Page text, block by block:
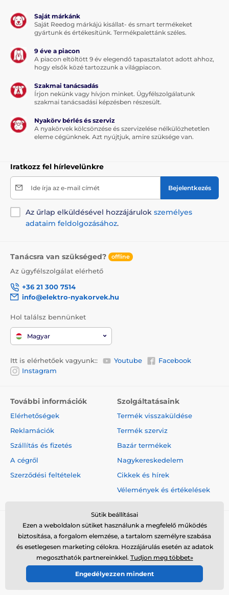
Saját márkánk
Saját Reedog márkájú kisállat- és smart termékeket
gyártunk és értékesítünk. Termékpalettánk széles.
9 éve a piacon
A piacon eltöltött 9 év elegendő tapasztalatot adott ahhoz,
hogy elsők közé tartozzunk a világpiacon.
Szakmai tanácsadás
Írjon nekünk vagy hívjon minket. Ügyfélszolgálatunk
szakmai tanácsadási képzésben részesült.
Nyakörv bérlés és szerviz
A nyakörvek kölcsönzése és szervizelése nélkülözhetetlen
eleme cégünknek. Azt nyújtjuk, amire szüksége van.
Iratkozz fel hírlevelünkre
Ide írja az e-mail címét Bejelentkezés
Az űrlap elküldésével hozzájárulok személyes
adataim feldolgozásához.
Tanácsra van szükséged? offline
Az ügyfélszolgálat elérhető
+36 21 300 7514
info@elektro-nyakorvek.hu
Hol találsz bennünket
Magyar
Itt is elérhetőek vagyunk:: Youtube
Facebook
Instagram
További információk
Elérhetőségek
Reklamációk
Szállítás és fizetés
A cégről
Szerződési feltételek
Szolgáltatásaink
Termék visszaküldése
Termék szerviz
Bazár termékek
Nagykereskedelem
Cikkek és hírek
Vélemények és értékelések
© 2026 www.elektro-nyakorvek.hu ⦁ Webshop szolgáltatónk a
SIMPLIA.cz
Sütik beállításai
Ezen a weboldalon sütiket használunk a megfelelő működés
biztosítása, a forgalom elemzése, a tartalom személyre szabása
és esetlegesen marketing célokra. Hozzájárulás esetén az adatok
megoszthatók partnereinkkel. Tudjon meg többet»
Engedélyezzen mindent